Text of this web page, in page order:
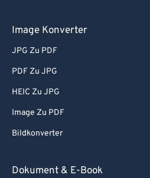
Image Konverter
JPG Zu PDF
PDF Zu JPG
HEIC Zu JPG
Image Zu PDF
Bildkonverter
Dokument & E-Book